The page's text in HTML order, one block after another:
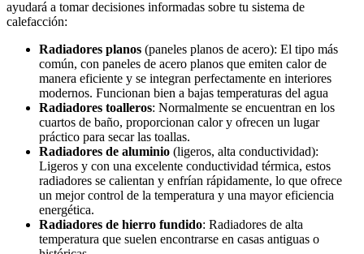
ayudará a tomar decisiones informadas sobre tu sistema de
calefacción:
Radiadores planos (paneles planos de acero): El tipo más
común, con paneles de acero planos que emiten calor de
manera eficiente y se integran perfectamente en interiores
modernos. Funcionan bien a bajas temperaturas del agua
Radiadores toalleros: Normalmente se encuentran en los
cuartos de baño, proporcionan calor y ofrecen un lugar
práctico para secar las toallas.
Radiadores de aluminio (ligeros, alta conductividad):
Ligeros y con una excelente conductividad térmica, estos
radiadores se calientan y enfrían rápidamente, lo que ofrece
un mejor control de la temperatura y una mayor eficiencia
energética.
Radiadores de hierro fundido: Radiadores de alta
temperatura que suelen encontrarse en casas antiguas o